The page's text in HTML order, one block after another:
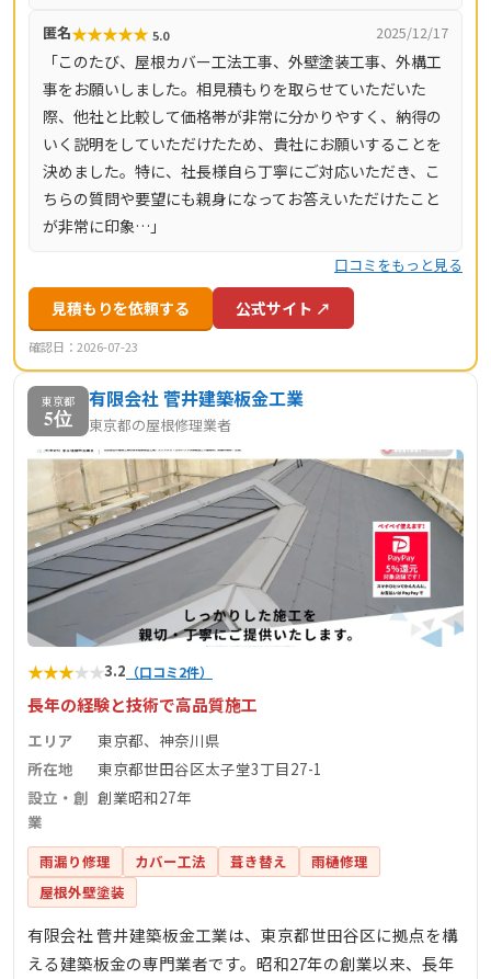
匿名★★★★★ 5.0 2025/12/17
「このたび、屋根カバー工法工事、外壁塗装工事、外構工
事をお願いしました。相見積もりを取らせていただいた
際、他社と比較して価格帯が非常に分かりやすく、納得の
いく説明をしていただけたため、貴社にお願いすることを
決めました。特に、社長様自ら丁寧にご対応いただき、こ
ちらの質問や要望にも親身になってお答えいただけたこと
が非常に印象…」
口コミをもっと見る
見積もりを依頼する 公式サイト ↗
確認日：2026-07-23
東京都
5位
有限会社 菅井建築板金工業
東京都の屋根修理業者
★★★★★3.2 （口コミ2件）
長年の経験と技術で高品質施工
エリア
東京都、神奈川県
所在地
東京都世田谷区太子堂3丁目27-1
設立・創
業
創業昭和27年
雨漏り修理 カバー工法 葺き替え
雨樋修理
屋根外壁塗装
有限会社 菅井建築板金工業は、東京都世田谷区に拠点を構
える建築板金の専門業者です。昭和27年の創業以来、長年